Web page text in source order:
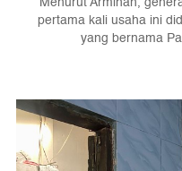
pertama kali usaha ini
yang bernama